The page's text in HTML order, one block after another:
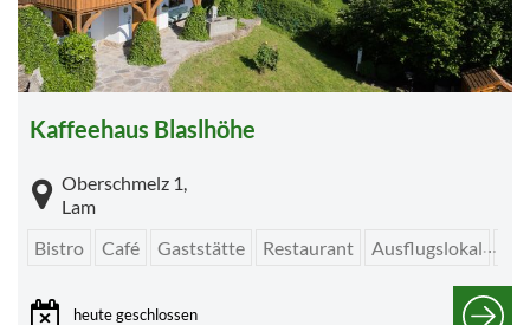
Kaffeehaus Blaslhöhe
Oberschmelz 1,
Lam
Bistro
Café Gaststätte Restaurant Ausflugslokal
heute geschlossen